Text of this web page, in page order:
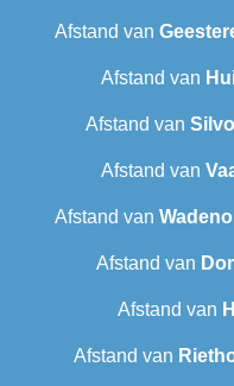
Afstand van
Afstand van
Afstand van
Afstand van
Afstand van
Afstand van
Afstand van
Afstand van